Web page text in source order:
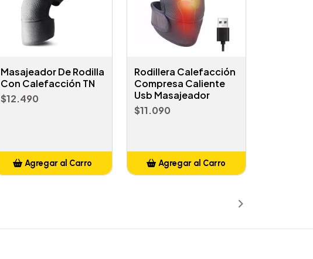
Masajeador De Rodilla
Con Calefacción TN
$12.490
Agregar al Carro
Rodillera Calefacción
Compresa Caliente
Usb Masajeador
$11.090
Agregar al Carro